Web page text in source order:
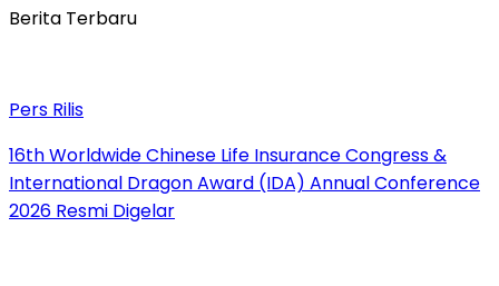
Berita Terbaru
Pers Rilis
16th Worldwide Chinese Life Insurance Congress &
International Dragon Award (IDA) Annual Conference
2026 Resmi Digelar